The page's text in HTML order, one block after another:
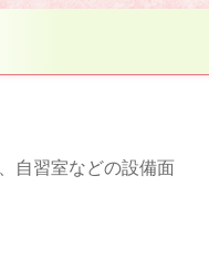
自習室などの設備面